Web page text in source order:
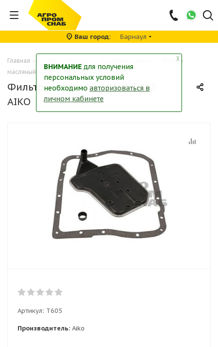
Ваш город Барнаул
Главная -
Фильтр
масляный АКПП T-605 AIKO
Фильтр масляный АКПП T-605
AIKO
Артикул: T605
Производитель: Aiko
╳
ВНИМАНИЕ для получения
персональных условий
необходимо авторизоваться в
личном кабинете